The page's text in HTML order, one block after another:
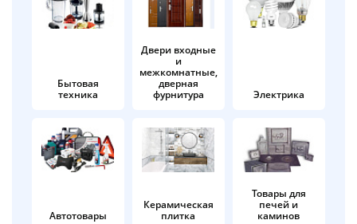
Бытовая
техника
Двери входные
и
межкомнатные,
дверная
фурнитура
Электрика
Автотовары
Керамическая
плитка
Товары для
печей и
каминов
раз в 2
недели
Остались вопросы?
8 800 302-02-51
plait.ru